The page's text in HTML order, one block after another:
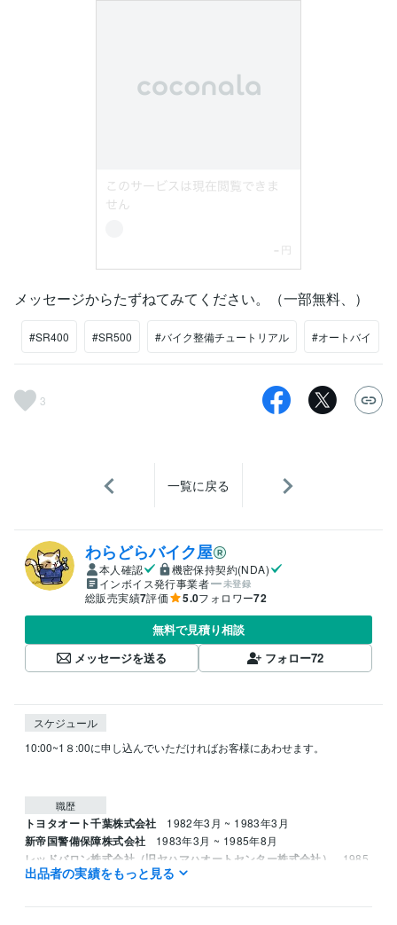
メッセージからたずねてみてください。（一部無料、）
#SR400 #SR500 #バイク整備チュートリアル #オートバイ
3
一覧に戻る
わらどらバイク屋
本人確認
機密保持契約(NDA)
インボイス発行事業者
未登録
総販売実績7評価 5.0フォロワー72
無料で見積り相談
メッセージを送る
フォロー72
スケジュール
10:00~1８:00に申し込んでいただければお客様にあわせます。
職歴
トヨタオート千葉株式会社 1982年3月 ~ 1983年3月
新帝国警備保障株式会社 1983年3月 ~ 1985年8月
レッドバロン株式会社（旧ヤハマハオートセンター株式会社）
1985
年8月 ~ 1995年8月
資格・検定
出品者の実績をもっと見る